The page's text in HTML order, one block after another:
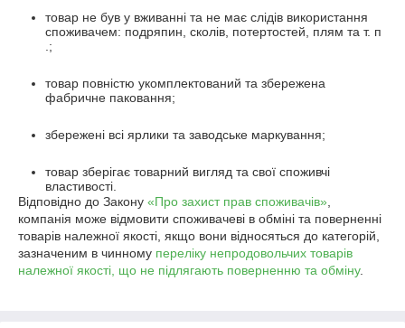
товар не був у вживанні та не має слідів використання
споживачем: подряпин, сколів, потертостей, плям та т. п
.;
товар повністю укомплектований та збережена
фабричне паковання;
збережені всі ярлики та заводське маркування;
товар зберігає товарний вигляд та свої споживчі
властивості.
Відповідно до Закону «Про захист прав споживачів»
компанія може відмовити споживачеві в обміні та поверненні
товарів належної якості, якщо вони відносяться до категорій,
зазначеним в чинному переліку непродовольчих товарів
належної якості, що не підлягають поверненню та обміну.